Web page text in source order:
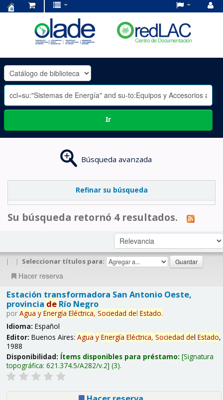
OLADE
-
Ir
Búsqueda avanzada
Refinar su búsqueda
Su búsqueda retornó 4 resultados.
| | Seleccionar títulos para:
Hacer reserva
Estación transformadora San Antonio Oeste,
provincia deRío Negro
por Agua y Energía Eléctrica, Sociedad del Estado.
Idioma: Español
Editor: Buenos Aires: Agua y Energía Eléctrica, Sociedad del Estado,
1988
Disponibilidad: Ítems disponibles para préstamo: Signatura
topográfica: 621.374.5/A282/v.2 (3).